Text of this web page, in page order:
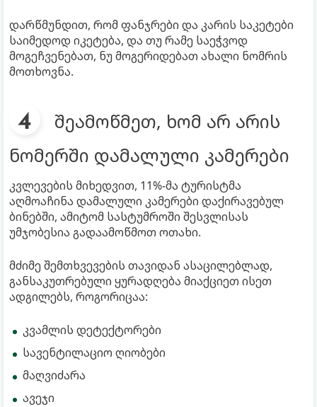
დარწმუნდით, რომ ფანჯრები და კარის საკეტები
საიმედოდ იკეტება, და თუ რამე საეჭვოდ
მოგეჩვენებათ, ნუ მოგერიდებათ ახალი ნომრის
მოთხოვნა.
შეამოწმეთ, ხომ არ არის
ნომერში დამალული კამერები
კვლევების მიხედვით, 11%-მა ტურისტმა
აღმოაჩინა დამალული კამერები დაქირავებულ
ბინებში, ამიტომ სასტუმროში შესვლისას
უმჯობესია გადაამოწმოთ ოთახი.
მძიმე შემთხვევების თავიდან ასაცილებლად,
განსაკუთრებული ყურადღება მიაქციეთ ისეთ
ადგილებს, როგორიცაა:
კვამლის დეტექტორები
სავენტილაციო ღიობები
მაღვიძარა
ავეჯი